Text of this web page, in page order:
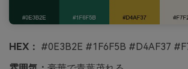
HEX： #0E3B2E #1F6F5B #D4AF37